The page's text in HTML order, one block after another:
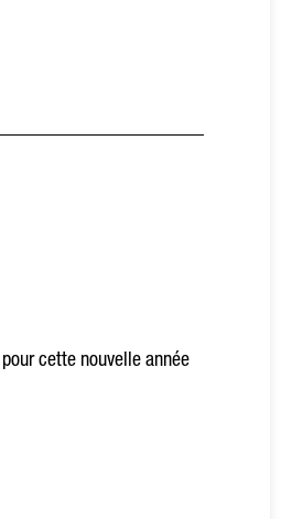
cette nouvelle année